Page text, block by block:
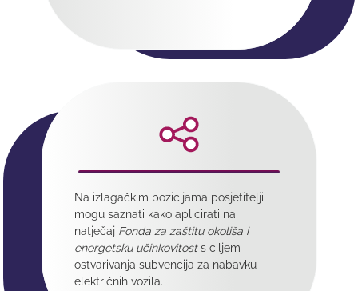
Na izlagačkim pozicijama posjetitelji
mogu saznati kako aplicirati na
natječaj Fonda za zaštitu okoliša i
energetsku učinkovitosts ciljem
ostvarivanja subvencija za nabavku
električnih vozila.